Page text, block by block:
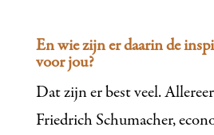
En wie zijn er daarin de
voor jou?
Dat zijn er best veel.
Friedrich Schumacher,